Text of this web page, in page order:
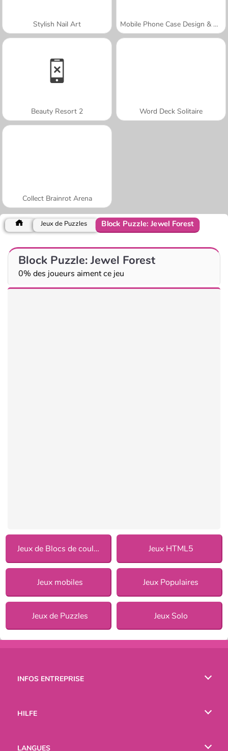
Stylish Nail Art Mobile Phone Case Design & DIY
Beauty Resort 2 Word Deck Solitaire
Collect Brainrot Arena
Jeux de Puzzles Block Puzzle: Jewel Forest
Block Puzzle: Jewel Forest
0% des joueurs aiment ce jeu
Jeux de Blocs de couleurs Jeux HTML5
Jeux mobiles Jeux Populaires
Jeux de Puzzles Jeux Solo
INFOS ENTREPRISE
HILFE
LANGUES